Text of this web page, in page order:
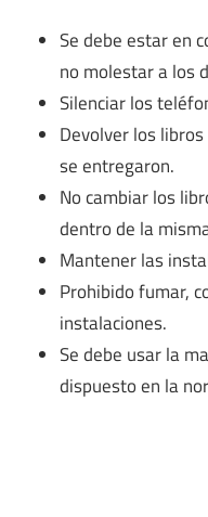
Se debe estar en
no molestar a los
Silenciar los
Devolver los
se entregaron.
No cambiar los
dentro de la
Mantener las
Prohibido fumar,
instalaciones.
Se debe usar la
dispuesto en la